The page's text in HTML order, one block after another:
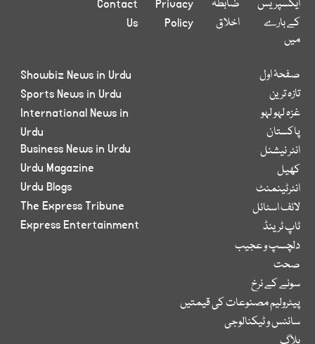
ایکسپریس
کے بارے
میں
ضابطہ
اخلاق
Privacy
Policy
Contact
Us
صفحۂ اول
تازہ ترین
غزہ لہو لہو
پاکستان
انٹر نیشنل
کھیل
انٹرٹینمنٹ
لائف اسٹائل
ٹاپ ٹرینڈ
دلچسپ و عجیب
صحت
سونے کے نرخ
پیٹرولیم مصنوعات کی قیمتیں
سائنس و ٹیکنالوجی
Showbiz News in Urdu
Sports News in Urdu
International News in
Urdu
Business News in Urdu
Urdu Magazine
Urdu Blogs
The Express Tribune
Express Entertainment